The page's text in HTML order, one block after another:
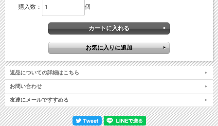
購入数： 個
返品についての詳細はこちら
お問い合わせ
友達にメールですすめる